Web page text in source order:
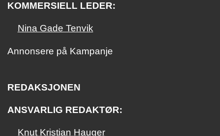
KOMMERSIELL LEDER:
Nina Gade Tenvik
Annonsere på Kampanje
REDAKSJONEN
ANSVARLIG REDAKTØR:
Knut Kristian Hauger